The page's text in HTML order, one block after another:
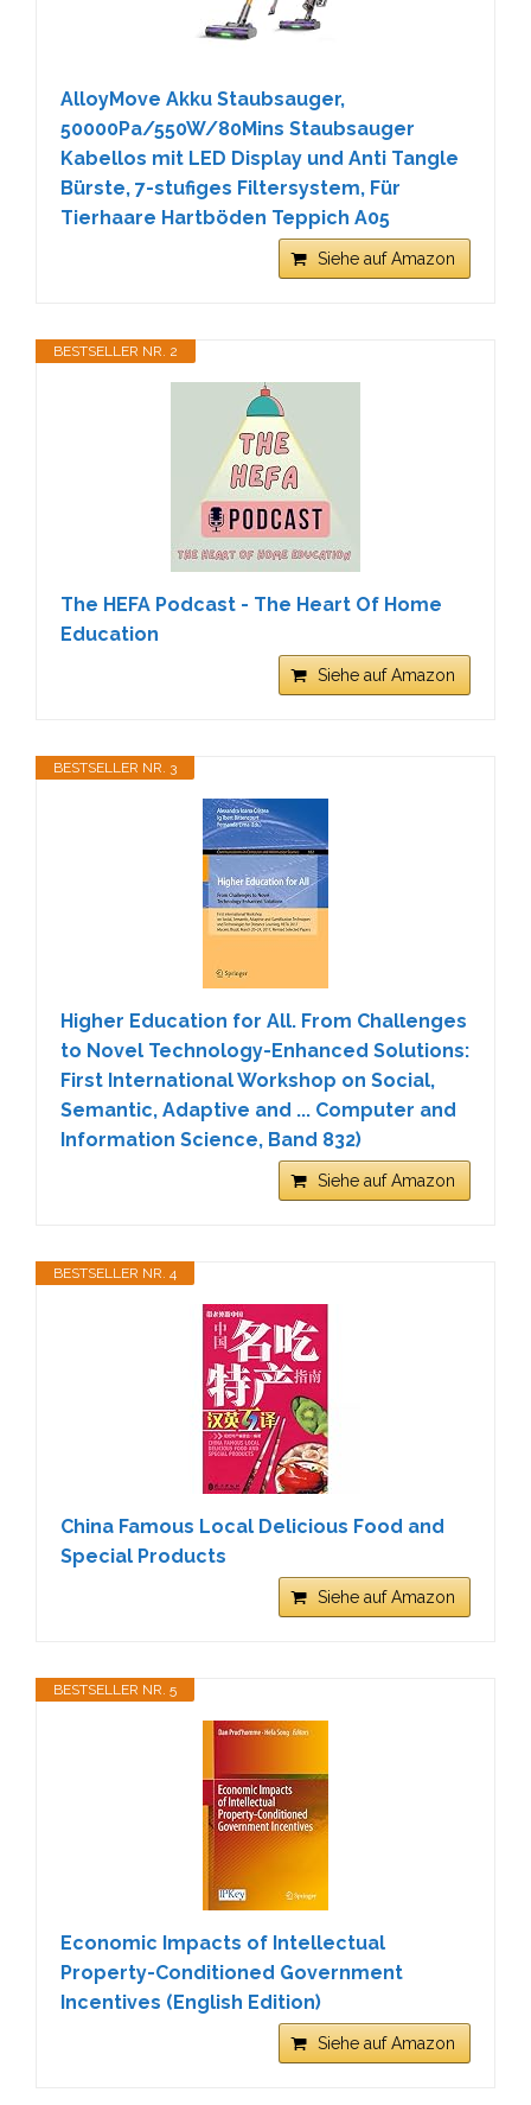
AlloyMove Akku Staubsauger,
50000Pa/550W/80Mins Staubsauger
Kabellos mit LED Display und Anti Tangle
Bürste, 7-stufiges Filtersystem, Für
Tierhaare Hartböden Teppich A05
Siehe auf Amazon
BESTSELLER NR. 2
The HEFA Podcast - The Heart Of Home
Education
Siehe auf Amazon
BESTSELLER NR. 3
Higher Education for All. From Challenges
to Novel Technology-Enhanced Solutions:
First International Workshop on Social,
Semantic, Adaptive and ... Computer and
Information Science, Band 832)
Siehe auf Amazon
BESTSELLER NR. 4
China Famous Local Delicious Food and
Special Products
Siehe auf Amazon
BESTSELLER NR. 5
Economic Impacts of Intellectual
Property-Conditioned Government
Incentives (English Edition)
Siehe auf Amazon